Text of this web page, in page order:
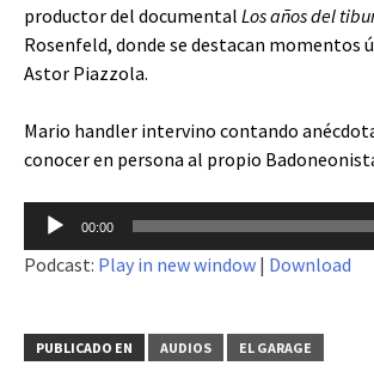
productor del documental Los años del
Rosenfeld, donde se destacan momentos
Astor Piazzola.
Mario handler intervino contando
conocer en persona al propio
Reproductor
audio
00:00
Podcast: Play in new window | Download
PUBLICADO EN AUDIOS EL GARAGE